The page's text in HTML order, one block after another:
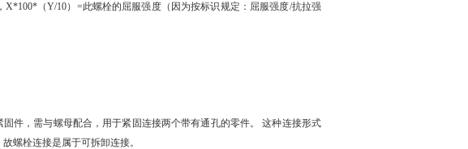
X*100*（Y/10） =此螺栓的屈服强度（ 因为按标识规定：屈服强度/抗拉强
件，需与螺母配合，用于紧固连接两个带有通孔的零件。 这种连接形式
螺栓连接是属于可拆卸连接。